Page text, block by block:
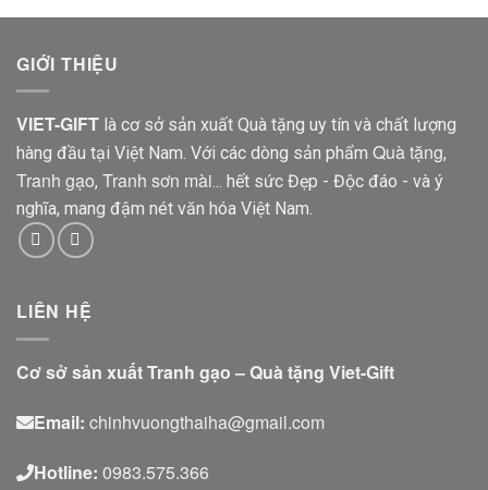
GIỚI THIỆU
VIET-GIFT là cơ sở sản xuất Quà tặng uy tín và chất lượng
hàng đầu tại Việt Nam. Với các dòng sản phẩm Quà tặng,
Tranh gạo, Tranh sơn mài... hết sức Đẹp - Độc đáo - và ý
nghĩa, mang đậm nét văn hóa Việt Nam.
LIÊN HỆ
Cơ sở sản xuất Tranh gạo – Quà tặng Viet-Gift
Email: chinhvuongthaiha@gmail.com
Hotline: 0983.575.366